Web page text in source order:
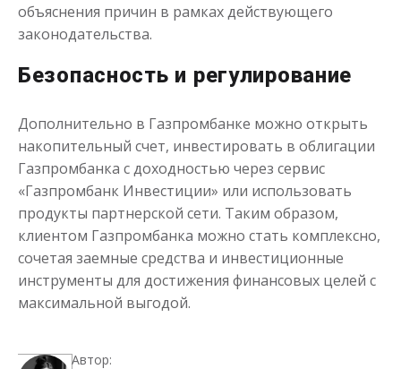
объяснения причин в рамках действующего
законодательства.
Безопасность и регулирование
Дополнительно в Газпромбанке можно открыть
накопительный счет, инвестировать в облигации
Газпромбанка с доходностью через сервис
«Газпромбанк Инвестиции» или использовать
продукты партнерской сети. Таким образом,
клиентом Газпромбанка можно стать комплексно,
сочетая заемные средства и инвестиционные
инструменты для достижения финансовых целей с
максимальной выгодой.
Автор: